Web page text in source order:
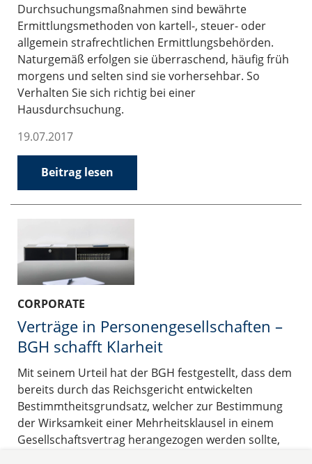
Durchsuchungsmaßnahmen sind bewährte
Ermittlungsmethoden von kartell-, steuer- oder
allgemein strafrechtlichen Ermittlungsbehörden.
Naturgemäß erfolgen sie überraschend, häufig früh
morgens und selten sind sie vorhersehbar. So
Verhalten Sie sich richtig bei einer
Hausdurchsuchung.
19.07.2017
Beitrag lesen
CORPORATE
Verträge in Personengesellschaften –
BGH schafft Klarheit
Mit seinem Urteil hat der BGH festgestellt, dass dem
bereits durch das Reichsgericht entwickelten
Bestimmtheitsgrundsatz, welcher zur Bestimmung
der Wirksamkeit einer Mehrheitsklausel in einem
Gesellschaftsvertrag herangezogen werden sollte,